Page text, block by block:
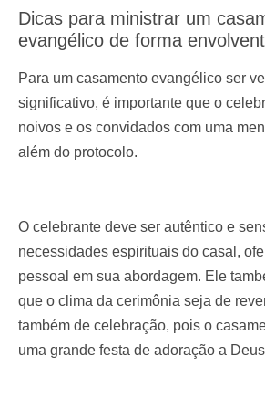
Dicas para ministrar um
evangélico de forma
Para um casamento evangélico ser
significativo, é importante que o
noivos e os convidados com uma
além do protocolo.
O celebrante deve ser autêntico e
necessidades espirituais do casal,
pessoal em sua abordagem. Ele
que o clima da cerimônia seja de
também de celebração, pois o
uma grande festa de adoração a